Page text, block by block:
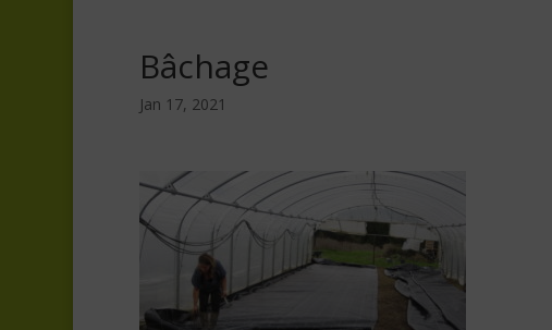
Bâchage
Jan 17, 2021